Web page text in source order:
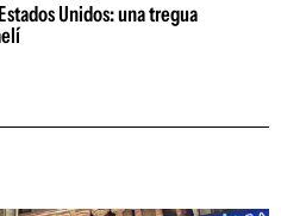
Unidos: una tregua